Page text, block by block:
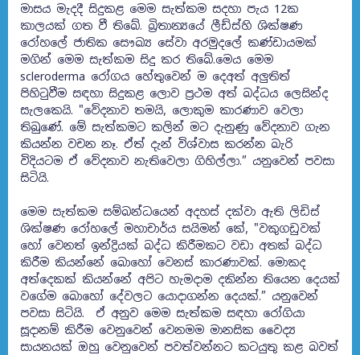
මාසය මැදදී සිදුකළ මෙම සැත්කම සදහා පැය 12ක
කාලයක් ගත වී තිබේ. බ්‍රිතාන්‍යයේ ලීඩ්ස්හි ශික්ෂණ
රෝහලේ ජාතික සෞඛ්‍ය සේවා අරමුදලේ කණ්ඩායමක්
මගින් මෙම සැත්කම සිදු කර තිබේ.මෙය මෙම
scleroderma රෝගය හේතුවෙන් ම දෙඅත් අලුතිත්
පිහිටුවීම සඳහා සිදුකළ ලොව ප්‍රථම අත් බද්ධය ලෙසින්ද
සැලකෙයි. "වේදනාව තමයි, ලොකුම කාරණාව වෙලා
තිබුණේ. මේ සැත්කමට කලින් මට දැනුණු වේදනාව ගැන
කියන්න වචන නෑ. ඒත් දැන් විශ්වාස කරන්න බැරි
විදියටම ඒ වේදනාව නැතිවෙලා ගිහිල්ලා.” යනුවෙන් පවසා
සිටියි.
මෙම සැත්කම සම්බන්ධයෙන් අදහස් දක්වා ඇති ලිඩිස්
ශික්ෂණ රෝහලේ මහාචාර්ය සයිමන් කේ, "වකුගඩුවක්
හෝ වෙනත් ඉන්ද්‍රියක් බද්ධ කිරීමකට වඩා අතක් බද්ධ
කිරීම කියන්නේ බොහෝ වෙනස් කාරණාවක්. මොකද
අත්දෙකක් කියන්නේ අපිට හැමදාම දකින්න තියෙන දෙයක්
වගේම බොහෝ දේවලට යොදාගන්න දෙයක්.” යනුවෙන්
පවසා සිටියි. ඒ අනුව මෙම සැත්කම සඳහා රෝගියා
සූදානම් කිරීම වෙනුවෙන් වෙනමම මානසික වෛද්‍ය
සායනයක් ඔහු වෙනුවෙන් පවත්වන්නට කටයුතු කළ බවත්